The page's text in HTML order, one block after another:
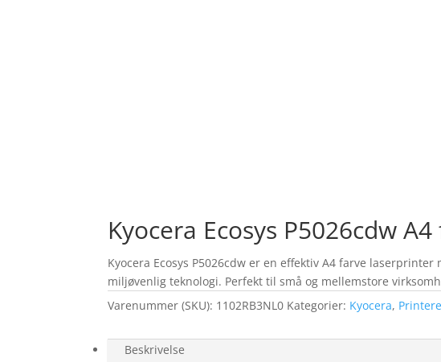
Kyocera Ecosys P5026cdw
Kyocera Ecosys P5026cdw er en effektiv A4 farve
miljøvenlig teknologi. Perfekt til små og mellemstore
Varenummer (SKU): 1102RB3NL0 Kategorier: Kyocera, Printere
Beskrivelse